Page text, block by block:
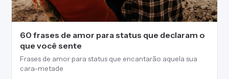
60 frases de amor para status que declaram o
que você sente
Frases de amor para status que encantarão aquela sua
cara-metade